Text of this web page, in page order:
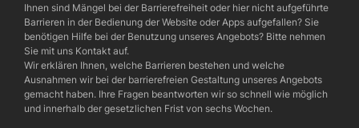
Ihnen sind Mängel bei der Barrierefreiheit oder hier nicht aufgeführte
Barrieren in der Bedienung der Website oder Apps aufgefallen? Sie
benötigen Hilfe bei der Benutzung unseres Angebots? Bitte nehmen
Sie mit uns Kontakt auf.
Wir erklären Ihnen, welche Barrieren bestehen und welche
Ausnahmen wir bei der barrierefreien Gestaltung unseres Angebots
gemacht haben. Ihre Fragen beantworten wir so schnell wie möglich
und innerhalb der gesetzlichen Frist von sechs Wochen.